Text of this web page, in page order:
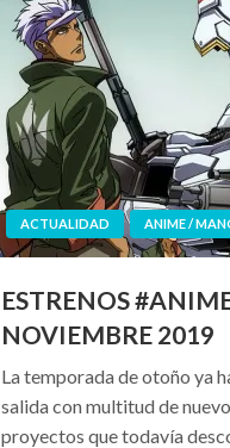
ACTUALIDAD ANIME /
ESTRENOS
NOVIEMBRE 2019
La temporada de otoño ya
salida con multitud de
proyectos que todavía